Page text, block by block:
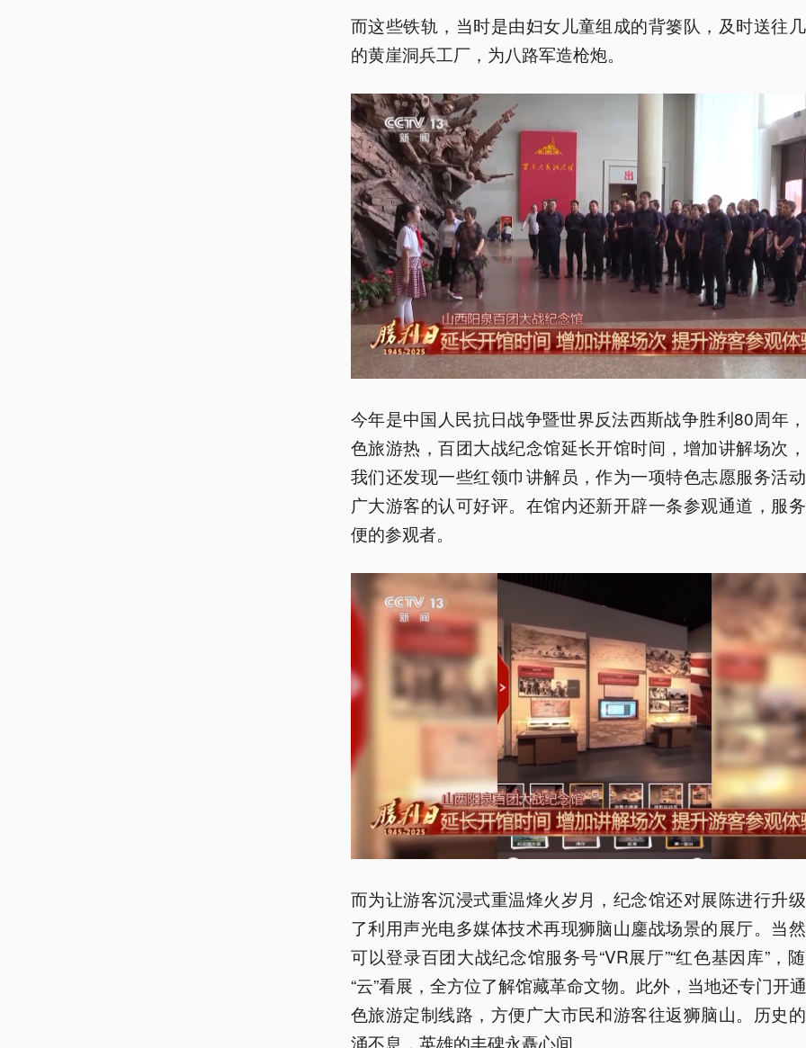
而这些铁轨，当时是由妇女儿童组成的背篓队，及时送往
的黄崖洞兵工厂，为八路军造枪炮。
今年是中国人民抗日战争暨世界反法西斯战争胜利80周年
色旅游热，百团大战纪念馆延长开馆时间，增加讲解场次
我们还发现一些红领巾讲解员，作为一项特色志愿服务活
广大游客的认可好评。在馆内还新开辟一条参观通道，服
便的参观者。
而为让游客沉浸式重温烽火岁月，纪念馆还对展陈进行升
了利用声光电多媒体技术再现狮脑山鏖战场景的展厅。当
可以登录百团大战纪念馆服务号“VR展厅”“红色基因库”，
“云”看展，全方位了解馆藏革命文物。此外，当地还专门开
色旅游定制线路，方便广大市民和游客往返狮脑山。历史
涌不息，英雄的丰碑永矗心间。